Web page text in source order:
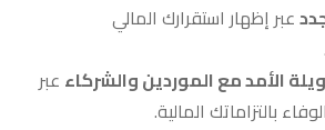
عبر إظهار استقرارك المالي
الأمد مع الموردين والشركاء عبر
بالتزاماتك المالية.